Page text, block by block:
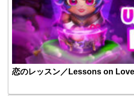
恋のレッスン／Lessons on